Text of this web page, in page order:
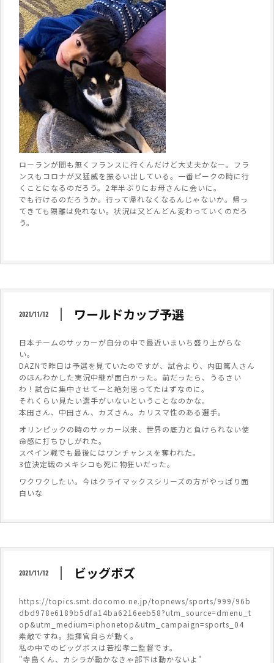
ローランが間も無くフランスに行くんだけど大丈夫かなー。フラ
ンスもコロナが又猛威を振るい出している。一番ピークの時に行
くことになるのだろう。2年半ぶりにお母さんに会いに。
でも行けるのだろうか。行って帰れなくなるんじゃないか。帰っ
てきても隔離は免れない。状況は又どんどん変わっていくのだろ
う。
2021/11/12 ワールドカップ予選
日本チームのサッカーが自分の中で最近いまいち盛り上がらな
い。
DAZNで昨日は予選を見ていたのですが、試合より、内田篤人さん
のほんわかした実況中継が面白かった。前だったら、うるさい
わ！試合に集中させてーと絶対思ってたはずなのに。
それくらい見たい選手がいないということなのかな。
本田さん、中田さん、カズさん。カリスマ性のある選手。
オリンピックの時のサッカー以来、世界の底力と負けられない使
命感に打ちひしがれた。
スペイン戦でも最後にはワンチャンスを奪われた。
3位決定戦のメキシコも死に物狂いだった。
ワクワクしたい。今はクライマックスシリーズの方がやっぱり面
白いな
2021/11/12 ビッグボズ
https://topics.smt.docomo.ne.jp/topnews/sports/999/96b
dbd978e6189b5dfa14ba6216eeb58?utm_source=dmenu_t
op&utm_medium=iphonetop&utm_campaign=sports_04
素敵ですね。指揮官自らが動く。
私の中でのビッグボスは若松孝二監督です。
"寺島くん、カシラが動かなきゃ部下は動かないよ"